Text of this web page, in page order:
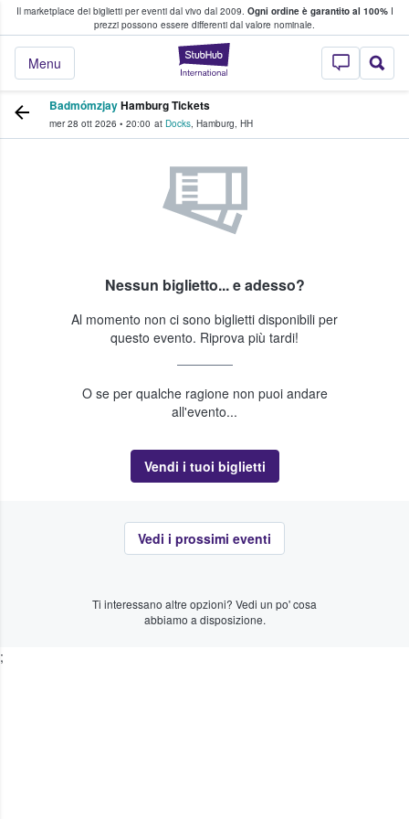
Il marketplace dei biglietti per eventi dal vivo dal 2009. Ogni ordine è garantito al 100%I
prezzi possono essere differenti dal valore nominale.
StubHub - Dove
Menu
fan comprano e vendono biglietti
BadmómzjayHamburg Tickets
mer 28 ott 2026 • 20:00 at Docks, Hamburg, HH
Nessun biglietto... e adesso?
Al momento non ci sono biglietti disponibili per
questo evento. Riprova più tardi!
O se per qualche ragione non puoi andare
all'evento...
Vendi i tuoi biglietti
Vedi i prossimi eventi
Ti interessano altre opzioni? Vedi un po' cosa
abbiamo a disposizione.
;